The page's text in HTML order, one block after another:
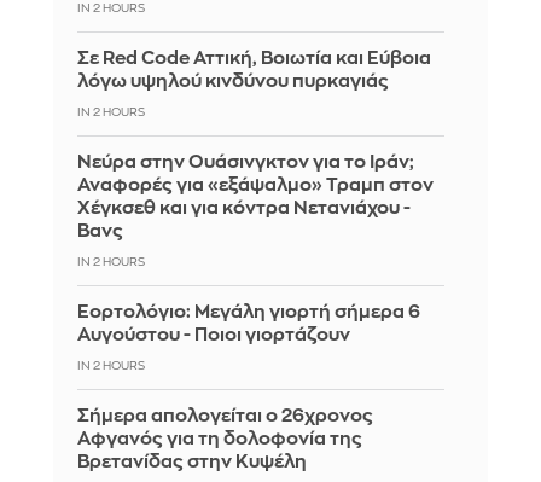
IN 2 HOURS
Σε Red Code Αττική, Βοιωτία και Εύβοια
λόγω υψηλού κινδύνου πυρκαγιάς
IN 2 HOURS
Νεύρα στην Ουάσινγκτον για το Ιράν;
Αναφορές για «εξάψαλμο» Τραμπ στον
Χέγκσεθ και για κόντρα Νετανιάχου -
Βανς
IN 2 HOURS
Εορτολόγιο: Μεγάλη γιορτή σήμερα 6
Αυγούστου - Ποιοι γιορτάζουν
IN 2 HOURS
Σήμερα απολογείται ο 26χρονος
Αφγανός για τη δολοφονία της
Βρετανίδας στην Κυψέλη